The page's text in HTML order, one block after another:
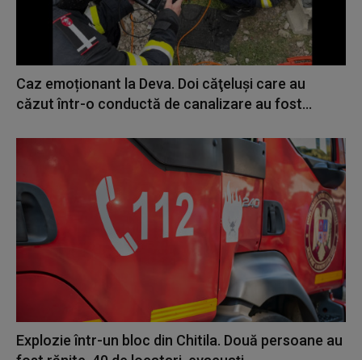
Caz emoționant la Deva. Doi căţeluşi care au
căzut într-o conductă de canalizare au fost...
Explozie într-un bloc din Chitila. Două persoane au